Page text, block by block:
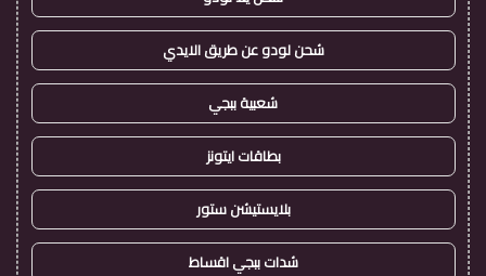
شحن لودو عن طريق الايدي
شعبية ببجي
بطاقات ايتونز
بلايستيشن ستور
شدات ببجي اقساط